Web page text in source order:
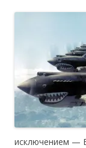
исключением —